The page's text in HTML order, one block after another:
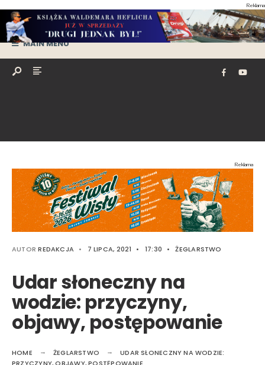
Reklama
MAIN MENU
Reklama
AUTORREDAKCJA • 7 LIPCA, 2021 • 17:30 • ŻEGLARSTWO
Udar słoneczny na
wodzie: przyczyny,
objawy, postępowanie
HOME ŻEGLARSTWO
UDAR SŁONECZNY NA WODZIE: